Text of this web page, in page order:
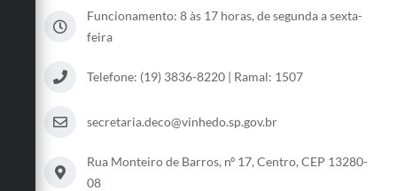
Defesa Civil
Fala.BR
Funcionamento: 8 às 17 horas, de segunda a sexta-
feira
Telefone: (19) 3836-8220 | Ramal: 1507
secretaria.deco@vinhedo.sp.gov.br
Rua Monteiro de Barros, nº 17, Centro, CEP 13280-
08